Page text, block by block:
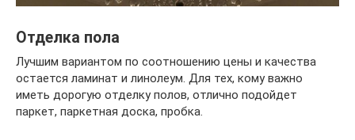
Отделка пола
Лучшим вариантом по соотношению цены и качества
остается ламинат и линолеум. Для тех, кому важно
иметь дорогую отделку полов, отлично подойдет
паркет, паркетная доска, пробка.